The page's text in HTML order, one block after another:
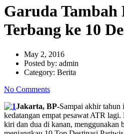
Garuda Tambah
Terbang ke 10
May 2, 2016
Posted by: admin
Category: Berita
No Comments
Jakarta, BP-Sampai akhir tahun
kedatangan empat pesawat ATR
kiri dan dua di kanan, menggunakan